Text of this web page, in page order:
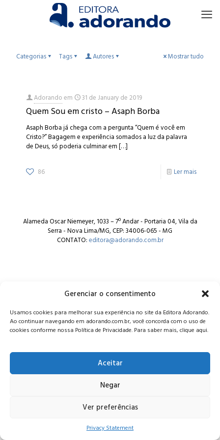
Gerenciar o consentimento
Usamos cookies para melhorar sua experiência no site da Editora Adorando.
Ao continuar navegando em adorando.com.br, você concorda com o uso de
cookies conforme nossa Política de Privacidade. Para saber mais, clique aqui.
Aceitar
Negar
Ver preferências
Privacy Statement
Categorias Tags Autores Mostrar tudo
Adorandoem 31 de January de 2019
Quem Sou em cristo – Asaph Borba
Asaph Borba já chega com a pergunta “Quem é você em
Cristo?” Bagagem e experiência somados a luz da palavra
de Deus, só poderia culminar em[…]
86 Ler mais
Alameda Oscar Niemeyer, 1033 – 7º Andar - Portaria 04, Vila da
Serra - Nova Lima/MG, CEP: 34006-065 - MG
CONTATO:editora@adorando.com.br
© Editora Adorando 2026. Todos os direitos reservados.
Consulte nossapolítica de privacidade.